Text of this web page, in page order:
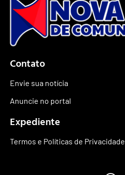
Contato
Envie sua notícia
Anuncie no portal
Expediente
Termos e Políticas de Privacidade